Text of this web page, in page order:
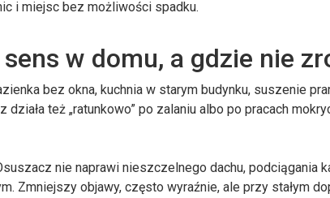
i miejsc bez możliwości spadku.
w domu, a gdzie nie
bez okna, kuchnia w starym budynku, suszenie
też „ratunkowo” po zalaniu albo po pracach
nie naprawi nieszczelnego dachu, podciągania
Zmniejszy objawy, często wyraźnie, ale przy stałym